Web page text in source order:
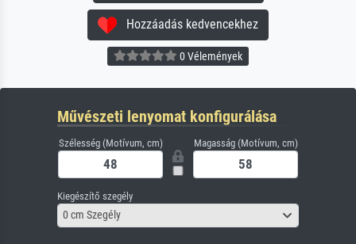
Hozzáadás kedvencekhez
0 Vélemények
Művészeti lenyomat konfigurálása
Szélesség (Motívum, cm) Magasság (Motívum, cm)
Kiegészítő szegély
0 cm Szegély